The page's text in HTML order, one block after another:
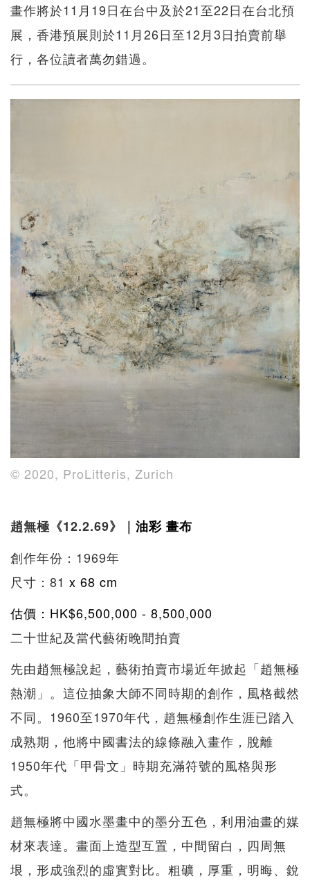
畫作將於11月19日在台中及於21至22日在台北預
展，香港預展則於11月26日至12月3日拍賣前舉
行，各位讀者萬勿錯過。
© 2020, ProLitteris, Zurich
趙無極《12.2.69》｜ 油彩 畫布
創作年份：1969年
尺寸：81 x 68 cm
估價：HK$6,500,000 - 8,500,000
二十世紀及當代藝術晚間拍賣
先由趙無極說起，藝術拍賣市場近年掀起「趙無極
熱潮」。這位抽象大師不同時期的創作，風格截然
不同。1960至1970年代，趙無極創作生涯已踏入
成熟期，他將中國書法的線條融入畫作，脫離
1950年代「甲骨文」時期充滿符號的風格與形
式。
趙無極將中國水墨畫中的墨分五色，利用油畫的媒
材來表達。畫面上造型互置，中間留白，四周無
垠，形成強烈的虛實對比。粗礦，厚重，明晦、銳